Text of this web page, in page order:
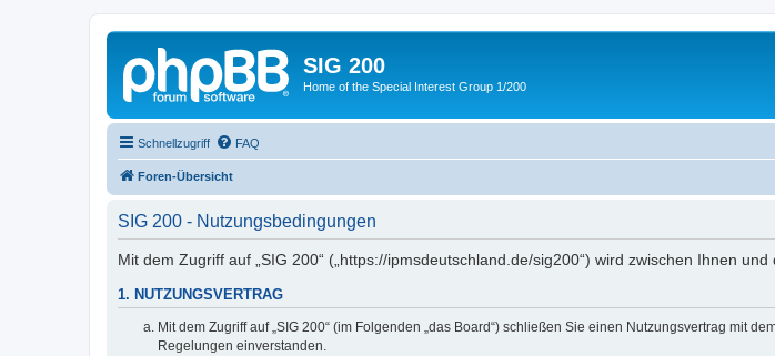
SIG 200
Home of the Special Interest Group 1/200
Schnellzugriff FAQ
Foren-Übersicht
SIG 200 - Nutzungsbedingungen
Mit dem Zugriff auf „SIG 200“ („https://ipmsdeutschland.de/sig200“) wird zwischen Ihnen
1. NUTZUNGSVERTRAG
Mit dem Zugriff auf „SIG 200“ (im Folgenden „das Board“) schließen Sie einen Nutzungsvertrag mit
Regelungen einverstanden.